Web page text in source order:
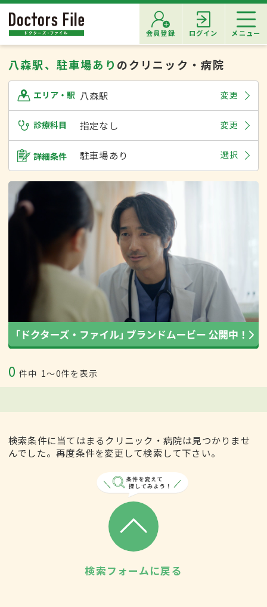
会員登録 ログイン メニュー
八森駅、駐車場あり のクリニック・病院
エリア・駅 八森駅 変更
診療科目 指定なし 変更
詳細条件 駐車場あり 選択
0 件中 1〜0件を表示
検索条件に当てはまるクリニック・病院は見つかりませ
んでした。再度条件を変更して検索して下さい。
検索フォームに戻る